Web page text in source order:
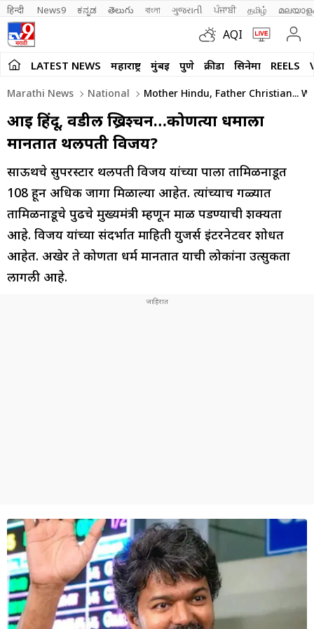
हिन्दी News9 ಕನ್ನಡ తెలుగు বাংলা ગુજરાતી ਪੰਜਾਬੀ தமிழ்
AQI
LATEST NEWS महाराष्ट्र मुंबई पुणे क्रीडा सिनेमा REELS
Marathi News National Mother Hindu, Father Christian...
आई हिंदू, वडील ख्रिश्चन…कोणत्या धर्माला
मानतात थलपती विजय?
साऊथचे सुपरस्टार थलपती विजय यांच्या पक्षाला तामिळनाडूत
108 हून अधिक जागा मिळाल्या आहेत. त्यांच्याच गळ्यात
तामिळनाडूचे पुढचे मुख्यमंत्री म्हणून माळ पडण्याची शक्यता
आहे. विजय यांच्या संदर्भात माहिती युजर्स इंटरनेटवर शोधत
आहेत. अखेर ते कोणता धर्म मानतात याची लोकांना उत्सुकता
लागली आहे.